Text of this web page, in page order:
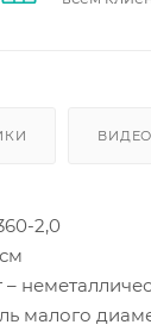
ВИДЕО
2,0
–
малого